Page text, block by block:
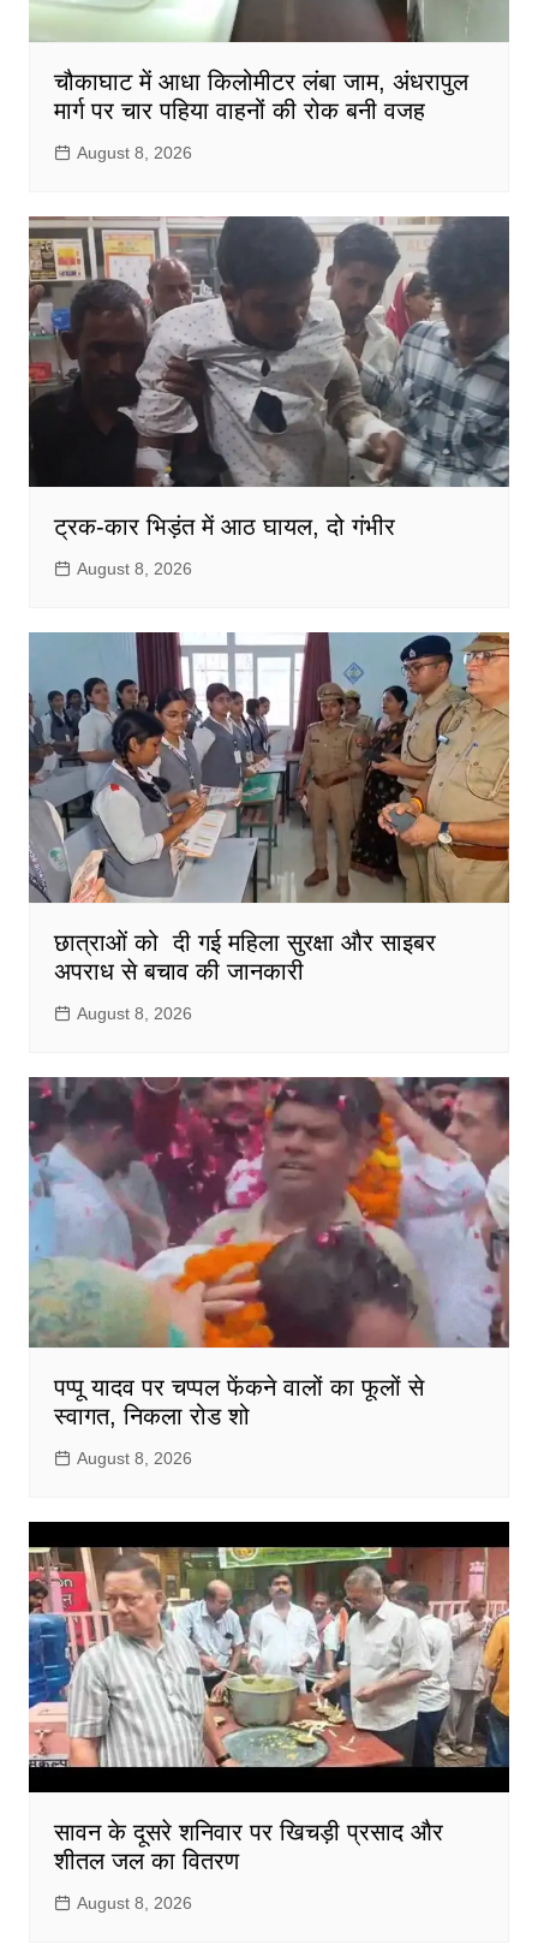
चौकाघाट में आधा किलोमीटर लंबा जाम, अंधरापुल
मार्ग पर चार पहिया वाहनों की रोक बनी वजह
August 8, 2026
ट्रक-कार भिड़ंत में आठ घायल, दो गंभीर
August 8, 2026
छात्राओं को दी गई महिला सुरक्षा और साइबर
अपराध से बचाव की जानकारी
August 8, 2026
पप्पू यादव पर चप्पल फेंकने वालों का फूलों से
स्वागत, निकला रोड शो
August 8, 2026
सावन के दूसरे शनिवार पर खिचड़ी प्रसाद और
शीतल जल का वितरण
August 8, 2026